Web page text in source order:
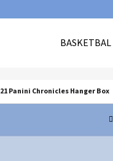
BASKETBAL
21 Panini Chronicles Hanger Box